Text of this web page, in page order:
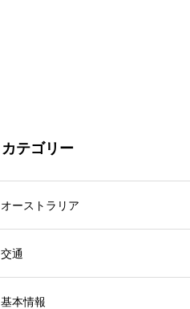
カテゴリー
オーストラリア
交通
基本情報